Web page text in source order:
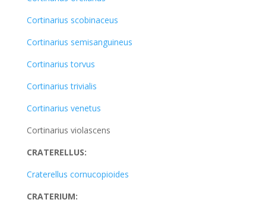
Cortinarius scobinaceus
Cortinarius semisanguineus
Cortinarius torvus
Cortinarius trivialis
Cortinarius venetus
Cortinarius violascens
CRATERELLUS:
Craterellus cornucopioides
CRATERIUM: